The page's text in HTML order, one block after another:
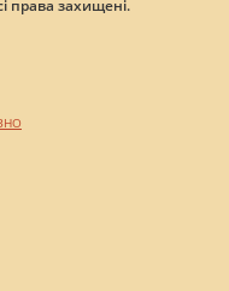
права захищені.